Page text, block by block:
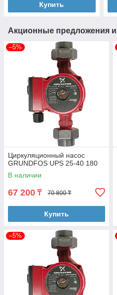
Купить
Акционные предложения
–5%
Циркуляционный насос
GRUNDFOS UPS 25-40 180
В наличии
67 200 ₸ 70 800 ₸
Купить
–5%